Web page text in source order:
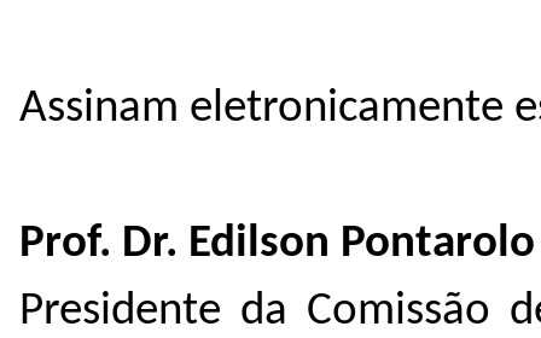
Assinam eletronicamente
Prof. Dr. Edilson Pontarolo
Presidente da Comissão